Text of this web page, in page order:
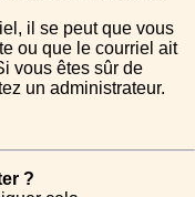
il se peut que vous
ou que le courriel ait
vous êtes sûr de
un administrateur.
?